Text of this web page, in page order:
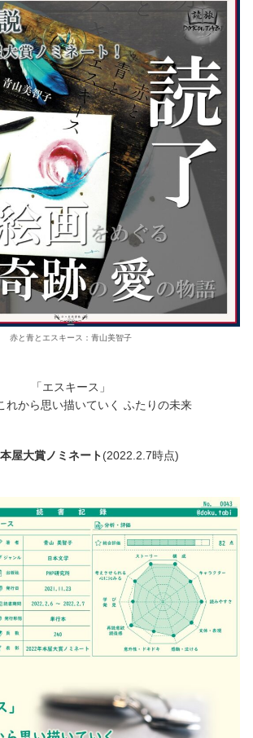
赤と青とエスキース：青山美智子
「エスキース」
れから思い描いていく ふたりの未来
屋大賞ノミネート(2022.2.7時点)